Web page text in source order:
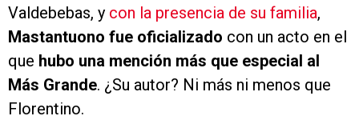
Valdebebas, y con la presencia de su familia,
Mastantuono fue oficializado con un acto en el
que hubo una mención más que especial al
Más Grande. ¿Su autor? Ni más ni menos que
Florentino.